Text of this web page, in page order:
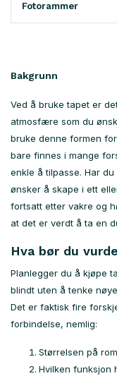
Fotorammer
Bakgrunn
Ved å bruke tapet er
atmosfære som du
bruke denne formen
bare finnes i mange
enkle å tilpasse. Har
ønsker å skape i ett
fortsatt etter vakre og
at det er verdt å ta en
Hva bør du
Planlegger du å kjøpe
blindt uten å tenke
Det er faktisk fire
forbindelse, nemlig:
Størrelsen på
Hvilken funksjon